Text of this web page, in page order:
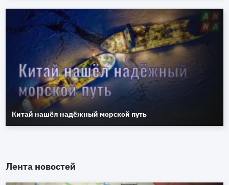
Китай нашёл надёжный морской путь
Лента новостей